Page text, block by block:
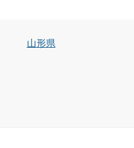
山形県